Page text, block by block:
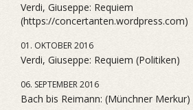
Verdi, Giuseppe: Requiem
(https://concertanten.wordpress.com)
01. OKTOBER 2016
Verdi, Giuseppe: Requiem (Politiken)
06. SEPTEMBER 2016
Bach bis Reimann: (Münchner Merkur)